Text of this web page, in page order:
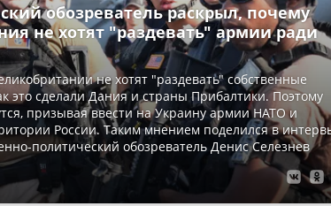
обозреватель раскрыл, почему
не хотят "раздевать" армии ради
не хотят "раздевать" собственные
это сделали Дания и страны Прибалтики. Поэтому
призывая ввести на Украину армии НАТО и
России. Таким мнением поделился в
политический обозреватель Денис Селезнев